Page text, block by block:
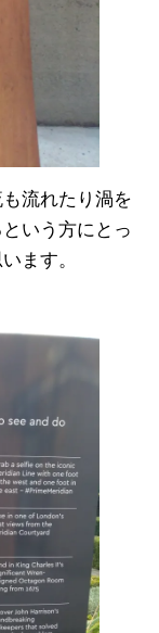
流れたり渦を
いう方にとっ
ます。